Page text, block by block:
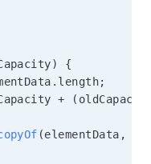
)
{
. length;
+ (
(elementData ,